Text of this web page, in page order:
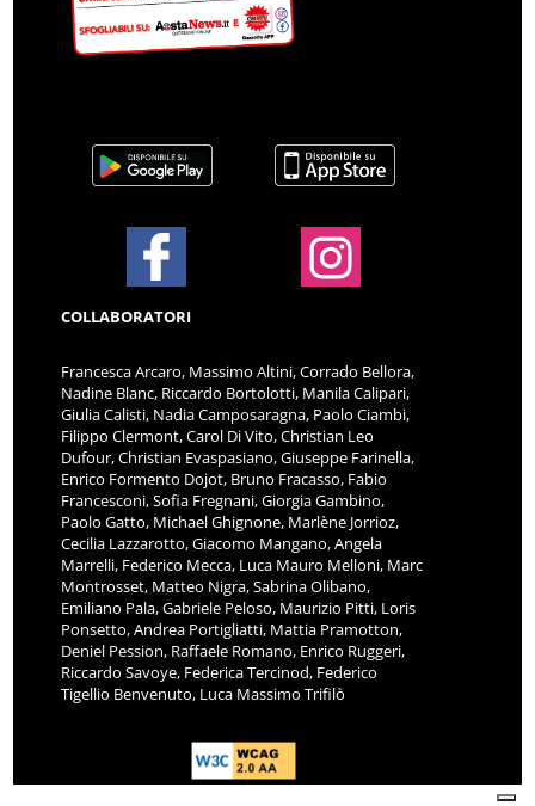
COLLABORATORI
Francesca Arcaro, Massimo Altini, Corrado Bellora,
Nadine Blanc, Riccardo Bortolotti, Manila Calipari,
Giulia Calisti, Nadia Camposaragna, Paolo Ciambi,
Filippo Clermont, Carol Di Vito, Christian Leo
Dufour, Christian Evaspasiano, Giuseppe Farinella,
Enrico Formento Dojot, Bruno Fracasso, Fabio
Francesconi, Sofia Fregnani, Giorgia Gambino,
Paolo Gatto, Michael Ghignone, Marlène Jorrioz,
Cecilia Lazzarotto, Giacomo Mangano, Angela
Marrelli, Federico Mecca, Luca Mauro Melloni, Marc
Montrosset, Matteo Nigra, Sabrina Olibano,
Emiliano Pala, Gabriele Peloso, Maurizio Pitti, Loris
Ponsetto, Andrea Portigliatti, Mattia Pramotton,
Deniel Pession, Raffaele Romano, Enrico Ruggeri,
Riccardo Savoye, Federica Tercinod, Federico
Tigellio Benvenuto, Luca Massimo Trifilò